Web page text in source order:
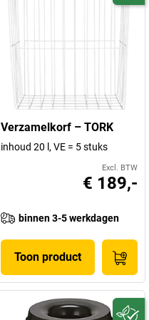
Verzamelkorf – TORK
inhoud 20 l, VE = 5 stuks
Excl. BTW
€ 189,-
binnen 3-5 werkdagen
Toon product